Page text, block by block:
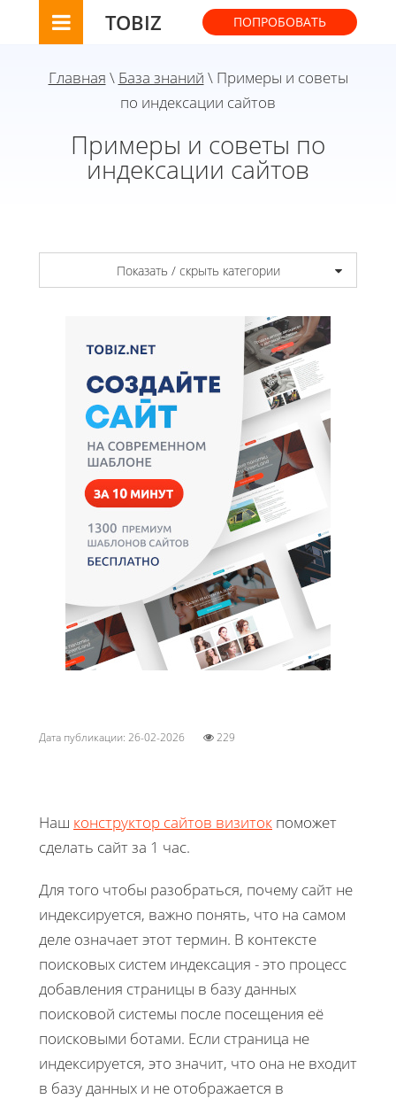
TOBIZ ПОПРОБОВАТЬ
Главная \ База знаний \ Примеры и советы
по индексации сайтов
Примеры и советы по
индексации сайтов
Показать / скрыть категории
Дата публикации: 26-02-2026 229
Наш конструктор сайтов визиток поможет
сделать сайт за 1 час.
Для того чтобы разобраться, почему сайт не
индексируется, важно понять, что на самом
деле означает этот термин. В контексте
поисковых систем индексация - это процесс
добавления страницы в базу данных
поисковой системы после посещения её
поисковыми ботами. Если страница не
индексируется, это значит, что она не входит
в базу данных и не отображается в